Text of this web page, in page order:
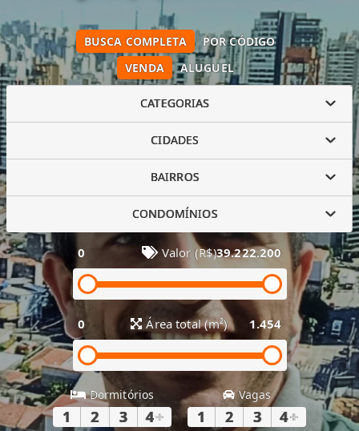
VENDA ALUGUEL
BUSCA COMPLETA POR CÓDIGO
CATEGORIAS
CIDADES
BAIRROS
CONDOMÍNIOS
0 Valor (R$)39.222.200
0 Área total (m²) 1.454
Dormitórios
1 2 3 4+
Vagas
1 2 3 4+